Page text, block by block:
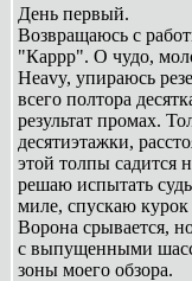
День первый.
Возвращаюсь с
"Каррр". О чудо,
Heavy, упираюсь
всего полтора
результат промах.
десятиэтажки,
этой толпы садится
решаю испытать
миле, спускаю
Ворона срывается,
с выпущенными
зоны моего обзора.